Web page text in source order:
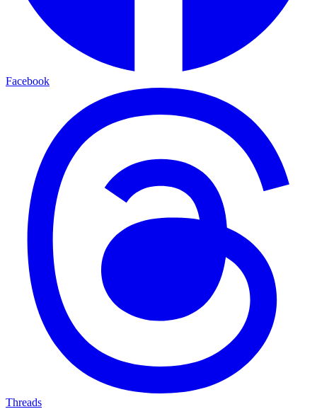
Facebook
Threads